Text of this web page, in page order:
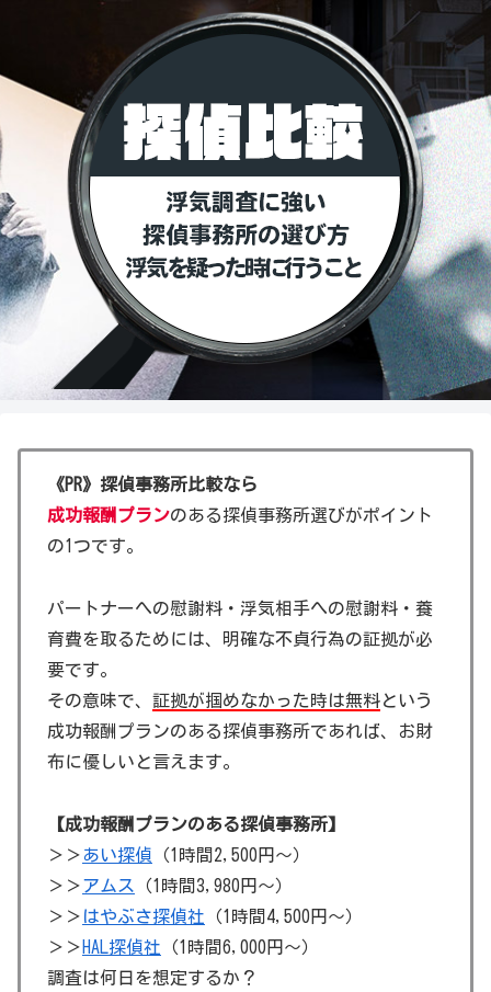
《PR》探偵事務所比較なら
成功報酬プランのある探偵事務所選びがポイント
の1つです。
パートナーへの慰謝料・浮気相手への慰謝料・養
育費を取るためには、明確な不貞行為の証拠が必
要です。
その意味で、 証拠が掴めなかった時は無料という
成功報酬プランのある探偵事務所であれば、お財
布に優しいと言えます。
【成功報酬プランのある探偵事務所】
＞＞あい探偵 （1時間2,500円～）
＞＞アムス
（1時間3,980円～）
＞＞ はやぶさ探偵社 （1時間4,500円～）
＞＞ HAL探偵社 （1時間6,000円～）
調査は何日を想定するか？